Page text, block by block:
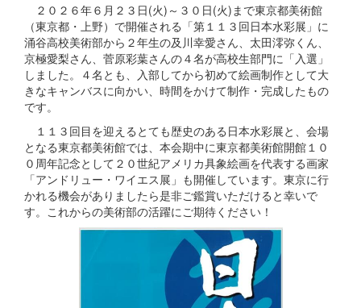
２０２６年６月２３日(火)～３０日(火)まで東京都美術館
（東京都・上野）で開催される「第１１３回日本水彩展」に
涌谷高校美術部から２年生の及川幸愛さん、太田澪弥くん、
京極愛梨さん、菅原彩葉さんの４名が高校生部門に「入選」
しました。４名とも、入部してから初めて絵画制作として大
きなキャンバスに向かい、時間をかけて制作・完成したもの
です。
１１３回目を迎えるとても歴史のある日本水彩展と、会場
となる東京都美術館では、本会期中に東京都美術館開館１０
０周年記念として２０世紀アメリカ具象絵画を代表する画家
「アンドリュー・ワイエス展」も開催しています。東京に行
かれる機会がありましたら是非ご鑑賞いただけると幸いで
す。これからの美術部の活躍にご期待ください！